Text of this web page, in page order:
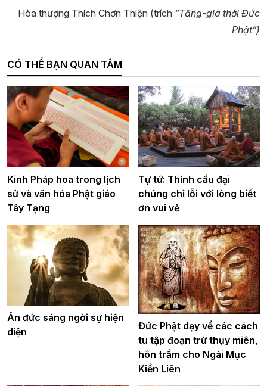
Hòa thượng Thích Chơn Thiện (trích “Tăng-già thời Đức
Phật”)
CÓ THỂ BẠN QUAN TÂM
Kinh Pháp hoa trong lịch
sử và văn hóa Phật giáo
Tây Tạng
Tự tứ: Thỉnh cầu đại
chúng chỉ lỗi với lòng biết
ơn vui vẻ
Ân đức sáng ngời sự hiện
diện
Đức Phật dạy về các cách
tu tập đoạn trừ thụy miên,
hôn trầm cho Ngài Mục
Kiền Liên